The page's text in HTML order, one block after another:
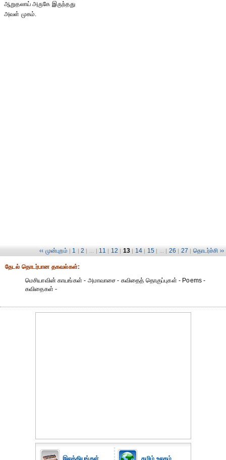
ஆறுதலாய் அருகே இருந்தது
அவள் முகம்.
‹‹ முன்புறம் | 1 | 2 | ... | 11 | 12 | 13 | 14 | 15 | ... | 26 | 27 | தொடர்ச்சி ››
தேட‌ல் தொட‌ர்பான தகவ‌ல்க‌ள்:
மெசியாவின் காயங்கள் - அமாவாசை - கவிதைத் தொகுப்புகள் - Poems -
கவிதைகள் -
இலக்கியங்கள் தமிழ் உலகம்